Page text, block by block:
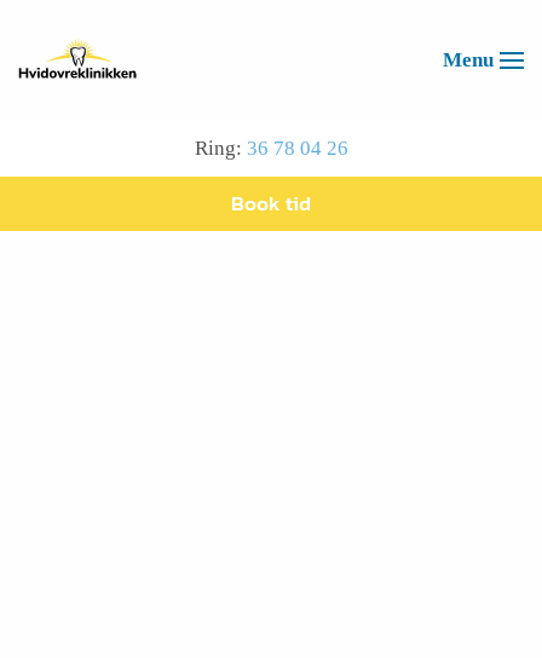
Ring: 36 78 04 26
Book tid
Menu